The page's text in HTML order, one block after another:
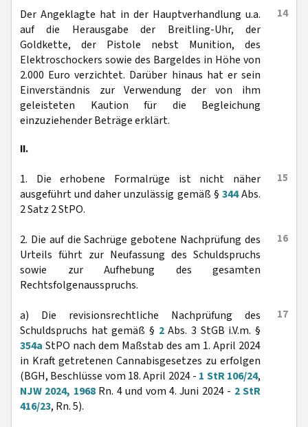
14
Der Angeklagte hat in der Hauptverhandlung u.a.
auf die Herausgabe der Breitling-Uhr, der
Goldkette, der Pistole nebst Munition, des
Elektroschockers sowie des Bargeldes in Höhe von
2.000 Euro verzichtet. Darüber hinaus hat er sein
Einverständnis zur Verwendung der von ihm
geleisteten Kaution für die Begleichung
einzuziehender Beträge erklärt.
II.
15
1. Die erhobene Formalrüge ist nicht näher
ausgeführt und daher unzulässig gemäß § 344Abs.
2 Satz 2 StPO.
16
2. Die auf die Sachrüge gebotene Nachprüfung des
Urteils führt zur Neufassung des Schuldspruchs
sowie zur Aufhebung des gesamten
Rechtsfolgenausspruchs.
17
a) Die revisionsrechtliche Nachprüfung des
Schuldspruchs hat gemäß § 2Abs. 3 StGB i.V.m. §
354a StPO nach dem Maßstab des am 1. April 2024
in Kraft getretenen Cannabisgesetzes zu erfolgen
(BGH, Beschlüsse vom 18. April 2024 - 1 StR 106/24,
NJW 2024, 1968Rn. 4 und vom 4. Juni 2024 - 2 StR
416/23, Rn. 5).